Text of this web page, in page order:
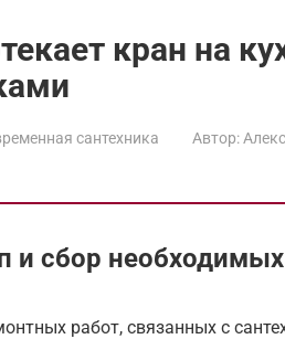
кран на
сантехника Автор:
и сбор необходимых
работ, связанных с